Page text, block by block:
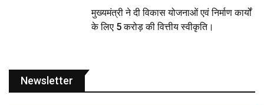
मुख्यमंत्री ने दी विकास योजनाओं एवं निर्माण कार्यों
के लिए 5 करोड़ की वित्तीय स्वीकृति।
Newsletter